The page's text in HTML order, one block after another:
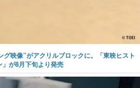
グ映像”がアクリルブロックに。「東映ヒスト
」が8月下旬より発売